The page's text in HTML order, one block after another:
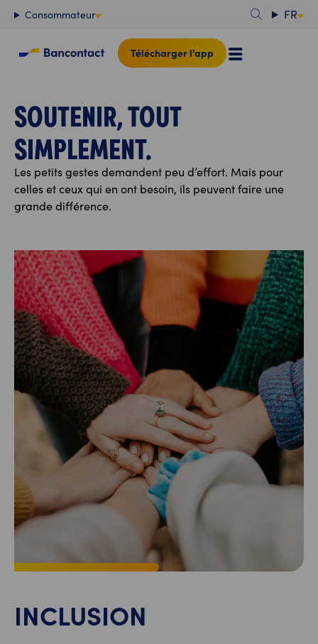
Contenu
Consommateur FR
Télécharger l'app
SOUTENIR, TOUT
SIMPLEMENT.
Les petits gestes demandent peu d’effort. Mais pour
celles et ceux qui en ont besoin, ils peuvent faire une
grande différence.
INCLUSION